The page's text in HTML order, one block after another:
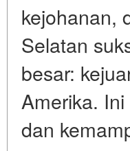
kejohanan,
Selatan
besar:
Amerika.
dan